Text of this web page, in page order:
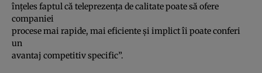
înţeles faptul că teleprezenţa de calitate poate să ofere
companiei
procese mai rapide, mai eficiente şi implict îi poate conferi
un
avantaj competitiv specific”.